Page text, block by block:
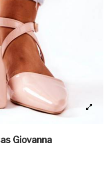
Giovanna